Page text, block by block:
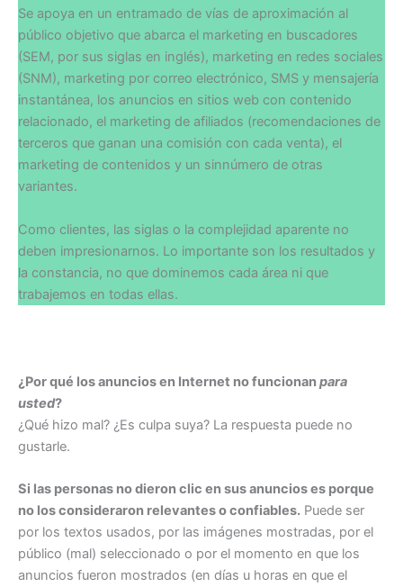
Se apoya en un entramado de vías de aproximación al
público objetivo que abarca el marketing en buscadores
(SEM, por sus siglas en inglés), marketing en redes sociales
(SNM), marketing por correo electrónico, SMS y mensajería
instantánea, los anuncios en sitios web con contenido
relacionado, el marketing de afiliados (recomendaciones de
terceros que ganan una comisión con cada venta), el
marketing de contenidos y un sinnúmero de otras
variantes.
Como clientes, las siglas o la complejidad aparente no
deben impresionarnos. Lo importante son los resultados y
la constancia, no que dominemos cada área ni que
trabajemos en todas ellas.
¿Por qué los anuncios en Internet no funcionanpara
usted?
¿Qué hizo mal? ¿Es culpa suya? La respuesta puede no
gustarle.
Si las personas no dieron clic en sus anuncios es porque
no los consideraron relevantes o confiables. Puede ser
por los textos usados, por las imágenes mostradas, por el
público (mal) seleccionado o por el momento en que los
anuncios fueron mostrados (en días u horas en que el